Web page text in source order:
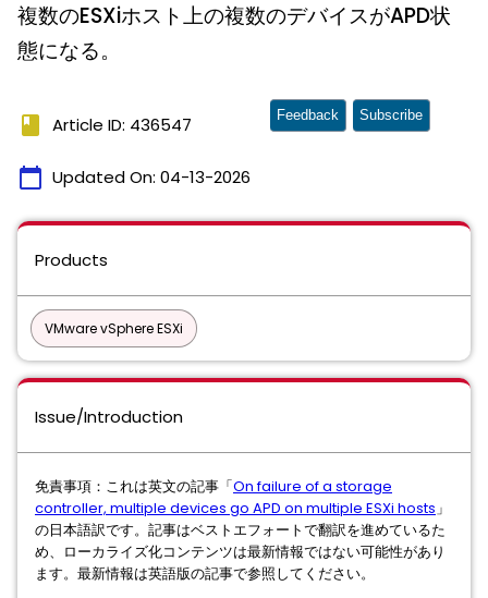
複数のESXiホスト上の複数のデバイスがAPD状
態になる。
book Article ID: 436547
calendar_today Updated On: 04-13-2026
Feedback Subscribe
Products
VMware vSphere ESXi
Issue/Introduction
免責事項：これは英文の記事「On failure of a storage
controller, multiple devices go APD on multiple ESXi hosts」
の日本語訳です。記事はベストエフォートで翻訳を進めているた
め、ローカライズ化コンテンツは最新情報ではない可能性があり
ます。最新情報は英語版の記事で参照してください。